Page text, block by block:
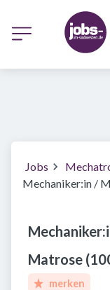
Jobs
Mechaniker:in /
Matrose
merken